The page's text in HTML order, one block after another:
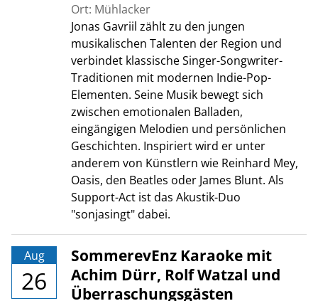
Ort: Mühlacker
Jonas Gavriil zählt zu den jungen
musikalischen Talenten der Region und
verbindet klassische Singer-Songwriter-
Traditionen mit modernen Indie-Pop-
Elementen. Seine Musik bewegt sich
zwischen emotionalen Balladen,
eingängigen Melodien und persönlichen
Geschichten. Inspiriert wird er unter
anderem von Künstlern wie Reinhard Mey,
Oasis, den Beatles oder James Blunt. Als
Support-Act ist das Akustik-Duo
"sonjasingt" dabei.
Aug
26
SommerevEnz Karaoke mit
Achim Dürr, Rolf Watzal und
Überraschungsgästen